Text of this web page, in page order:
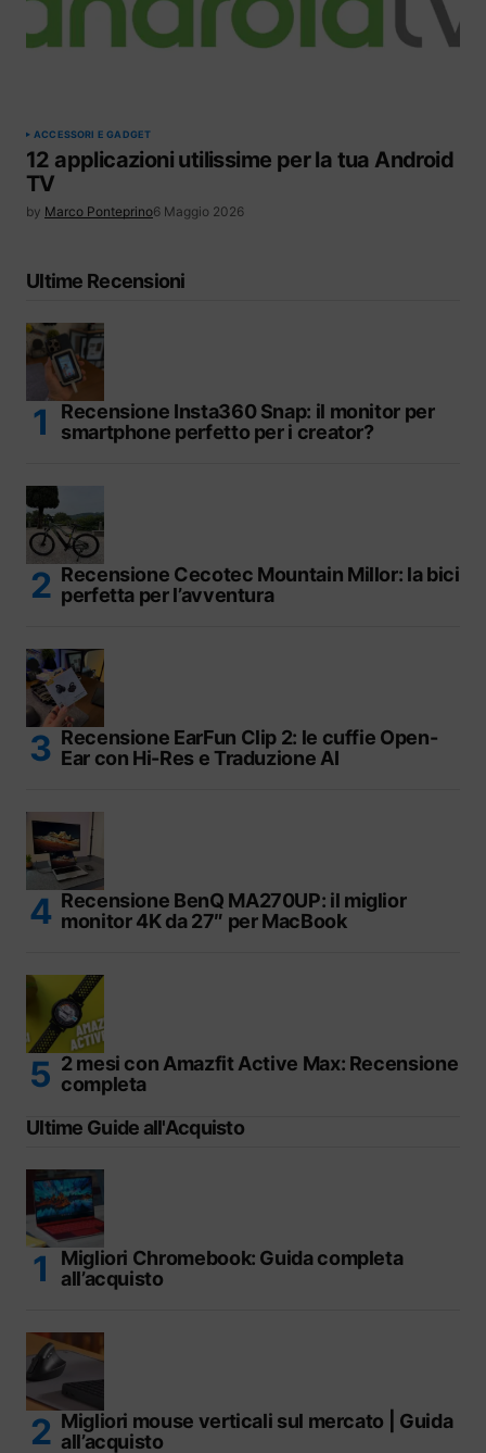
ACCESSORI E GADGET
12 applicazioni utilissime per la tua Android
TV
by Marco Ponteprino6 Maggio 2026
Ultime Recensioni
Recensione Insta360 Snap: il monitor per
smartphone perfetto per i creator?
Recensione Cecotec Mountain Millor: la bici
perfetta per l’avventura
Recensione EarFun Clip 2: le cuffie Open-
Ear con Hi-Res e Traduzione AI
Recensione BenQ MA270UP: il miglior
monitor 4K da 27″ per MacBook
2 mesi con Amazfit Active Max: Recensione
completa
Ultime Guide all'Acquisto
Migliori Chromebook: Guida completa
all’acquisto
Migliori mouse verticali sul mercato | Guida
all’acquisto